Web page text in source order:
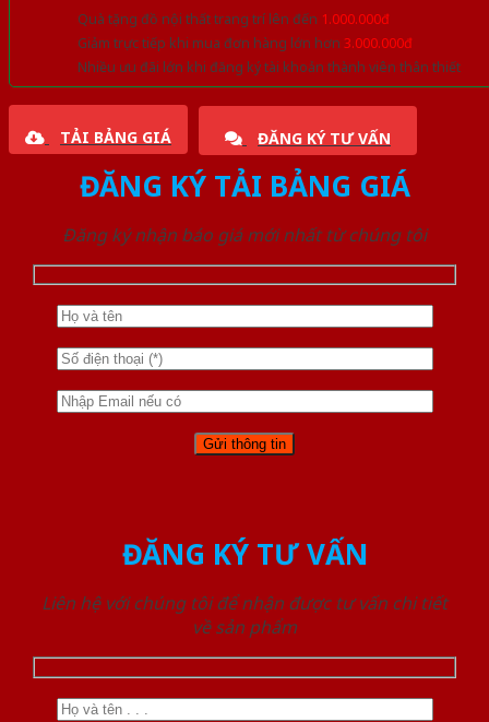
Quà tặng đồ nội thất trang trí lên đến 1.000.000đ
Giảm trực tiếp khi mua đơn hàng lớn hơn 3.000.000đ
Nhiều ưu đãi lớn khi đăng ký tài khoản thành viên thân thiết
TẢI BẢNG GIÁ ĐĂNG KÝ TƯ VẤN
ĐĂNG KÝ TẢI BẢNG GIÁ
Đăng ký nhận báo giá mới nhất từ chúng tôi
ĐĂNG KÝ TƯ VẤN
Liên hệ với chúng tôi để nhận được tư vấn chi tiết
về sản phẩm